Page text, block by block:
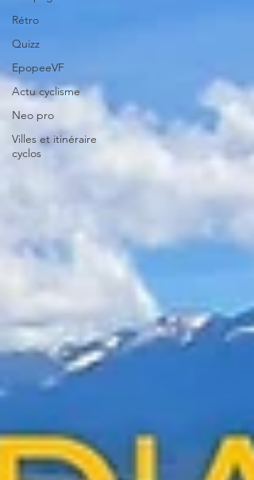
Rétro
Quizz
EpopeeVF
Actu cyclisme
Neo pro
Villes et itinéraire
cyclos